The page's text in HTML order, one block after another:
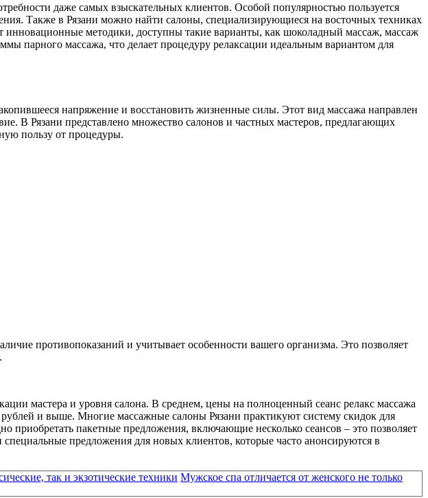
даже самых взыскательных клиентов. Особой популярностью пользуется
Также в Рязани можно найти салоны, специализирующиеся на восточных техниках
инновационные методики, доступны такие варианты, как шоколадный массаж, массаж
парного массажа, что делает процедуру релаксации идеальным вариантом для
напряжение и восстановить жизненные силы. Этот вид массажа направлен
В Рязани представлено множество салонов и частных мастеров, предлагающих
пользу от процедуры.
противопоказаний и учитывает особенности вашего организма. Это позволяет
мастера и уровня салона. В среднем, цены на полноценный сеанс релакс массажа
и выше. Многие массажные салоны Рязани практикуют систему скидок для
пакетные предложения, включающие несколько сеансов – это позволяет
предложения для новых клиентов, которые часто анонсируются в
так и экзотические техники Мужское спа отличается от женского не только